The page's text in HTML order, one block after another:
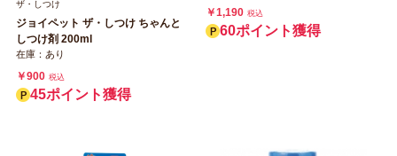
ザ・しつけ
ジョイペット ザ・しつけ ちゃんと
しつけ剤 200ml
在庫：あり
￥900 税込
45ポイント獲得
￥1,190 税込
60ポイント獲得